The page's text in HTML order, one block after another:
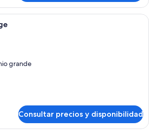
Un dormitorio moderno con una
grande
Consultar precios y disponibilidad